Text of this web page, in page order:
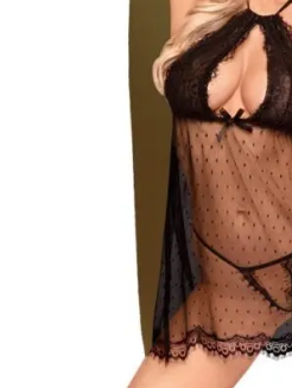
OPCIONES